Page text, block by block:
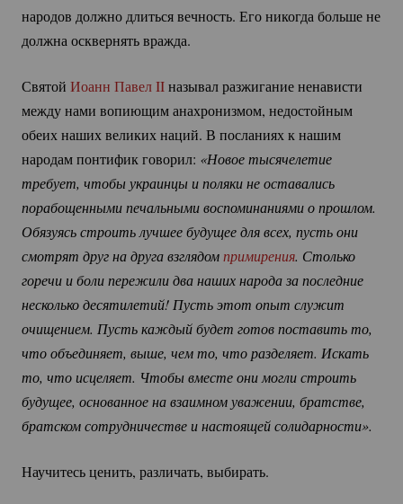
народов должно длиться вечность. Его никогда больше не
должна осквернять вражда.
Святой Иоанн Павел IIназывал разжигание ненависти
между нами вопиющим анахронизмом, недостойным
обеих наших великих наций. В посланиях к нашим
народам понтифик говорил: «Новое тысячелетие
требует, чтобы украинцы и поляки не оставались
порабощенными печальными воспоминаниями о прошлом.
Обязуясь строить лучшее будущее для всех, пусть они
смотрят друг на друга взглядом примирения. Столько
горечи и боли пережили два наших народа за последние
несколько десятилетий! Пусть этот опыт служит
очищением. Пусть каждый будет готов поставить то,
что объединяет, выше, чем то, что разделяет. Искать
то, что исцеляет. Чтобы вместе они могли строить
будущее, основанное на взаимном уважении, братстве,
братском сотрудничестве и настоящей солидарности».
Научитесь ценить, различать, выбирать.